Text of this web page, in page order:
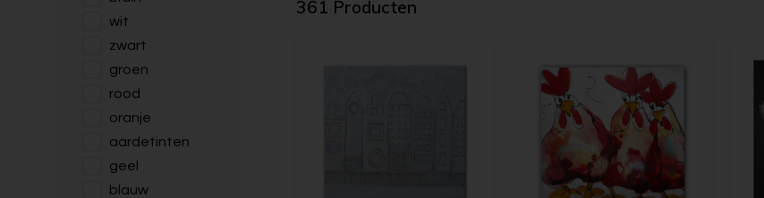
wit
zwart
groen
rood
oranje
aardetinten
geel
blauw
361 Producten